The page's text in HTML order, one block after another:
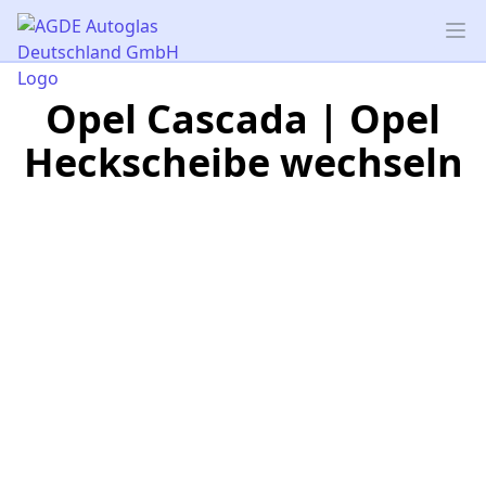
AGDE Autoglas Deutschland GmbH
Opel Cascada | Opel
Heckscheibe wechseln